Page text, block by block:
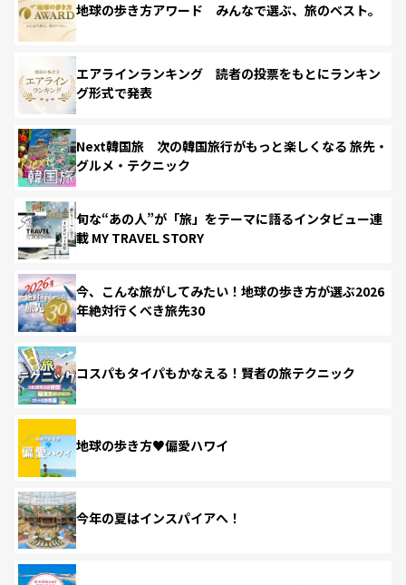
地球の歩き方アワード みんなで選ぶ、旅のベスト。
エアラインランキング 読者の投票をもとにランキン
グ形式で発表
Next韓国旅 次の韓国旅行がもっと楽しくなる 旅先・
グルメ・テクニック
旬な“あの人”が「旅」をテーマに語るインタビュー連
載 MY TRAVEL STORY
今、こんな旅がしてみたい！地球の歩き方が選ぶ2026
年絶対行くべき旅先30
コスパもタイパもかなえる！賢者の旅テクニック
地球の歩き方♥偏愛ハワイ
今年の夏はインスパイアへ！